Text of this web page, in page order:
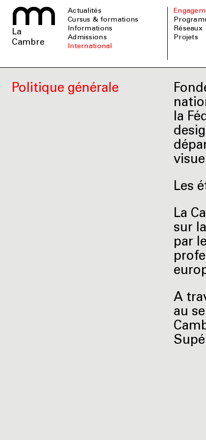
La
Cambre
Actualités
Cursus & formations
informations
admissions
international
Réseaux
Projets
Politique générale
la
Les
La
sur
par
A
au